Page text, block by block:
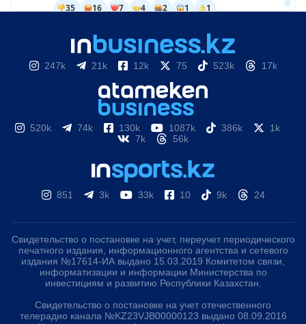
247k 21k 12k 75 523k 17k
520k 74k 130k 1087k 386k
1k
7k
56k
851 3k 33k 10 9k 24
Свидетельство о постановке на учет, переучет периодического
печатного издания, информационного агентства и сетевого
издания №17614-ИА выдано 15.03.2019 Комитетом связи,
информатизации и информации Министерства по
инвестициям и развитию Республики Казахстан.
Свидетельство о постановке на учет отечественного
телерадио канала №KZ23VJB00000123 выдано 08.09.2016